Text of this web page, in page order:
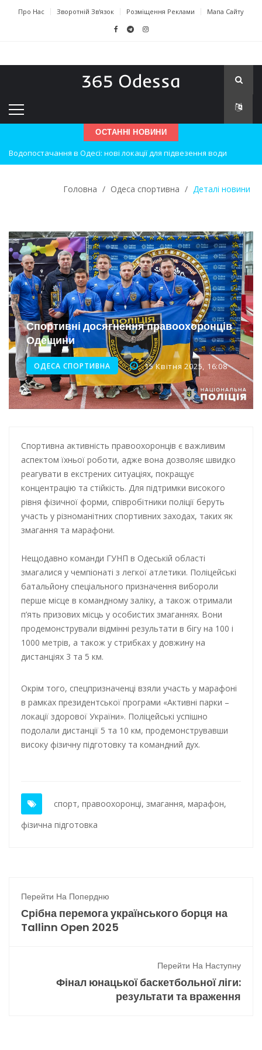
Про Нас Зворотній Зв'язок Розміщення Реклами Мапа Сайту
ОСТАННІ НОВИНИ
Водопостачання в Одесі: нові локації для підвезення води
Нічна атака на Одесу: наслідки вибухів
Одеські хокеїсти тріумфують на міжнародному турнірі
Успіхи одеситів на європейському чемпіонаті з карате
Новини з Зимової школи інсульту в Швейцарії
Інтеграція ветеранів в українське суспільство
Нічна атака на Одесу: наслідки обстрілу
Енергетична підтримка для Одеси
Головна / Одеса спортивна / Деталі новини
Спортивні досягнення правоохоронців
Одещини
ОДЕСА СПОРТИВНА 15 Квітня 2025, 16:08
Спортивна активність правоохоронців є важливим
аспектом їхньої роботи, адже вона дозволяє швидко
реагувати в екстрених ситуаціях, покращує
концентрацію та стійкість. Для підтримки високого
рівня фізичної форми, співробітники поліції беруть
участь у різноманітних спортивних заходах, таких як
змагання та марафони.
Нещодавно команди ГУНП в Одеській області
змагалися у чемпіонаті з легкої атлетики. Поліцейські
батальйону спеціального призначення вибороли
перше місце в командному заліку, а також отримали
п’ять призових місць у особистих змаганнях. Вони
продемонстрували відмінні результати в бігу на 100 і
1000 метрів, а також у стрибках у довжину на
дистанціях 3 та 5 км.
Окрім того, спецпризначенці взяли участь у марафоні
в рамках президентської програми «Активні парки –
локації здорової України». Поліцейські успішно
подолали дистанції 5 та 10 км, продемонструвавши
високу фізичну підготовку та командний дух.
спорт, правоохоронці, змагання, марафон,
фізична підготовка
Перейти На Попердню
Срібна перемога українського борця на
Tallinn Open 2025
Перейти На Наступну
Фінал юнацької баскетбольної ліги:
результати та враження